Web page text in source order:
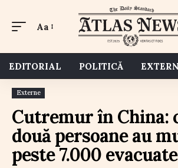
Aa
EDITORIAL POLITICĂ
Externe
Cutremur în China:
două persoane au
peste 7.000 evacuate